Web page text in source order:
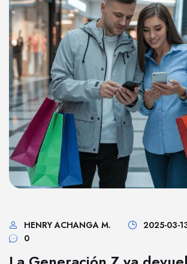
HENRY ACHANGA M.
2025-03-
0